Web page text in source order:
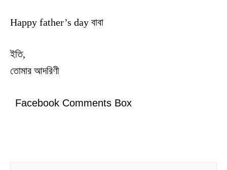
Happy father’s day বাবা
ইতি,
তোমার আদরিণী
Facebook Comments Box